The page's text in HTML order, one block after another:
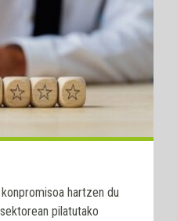
hartzen du
pilatutako